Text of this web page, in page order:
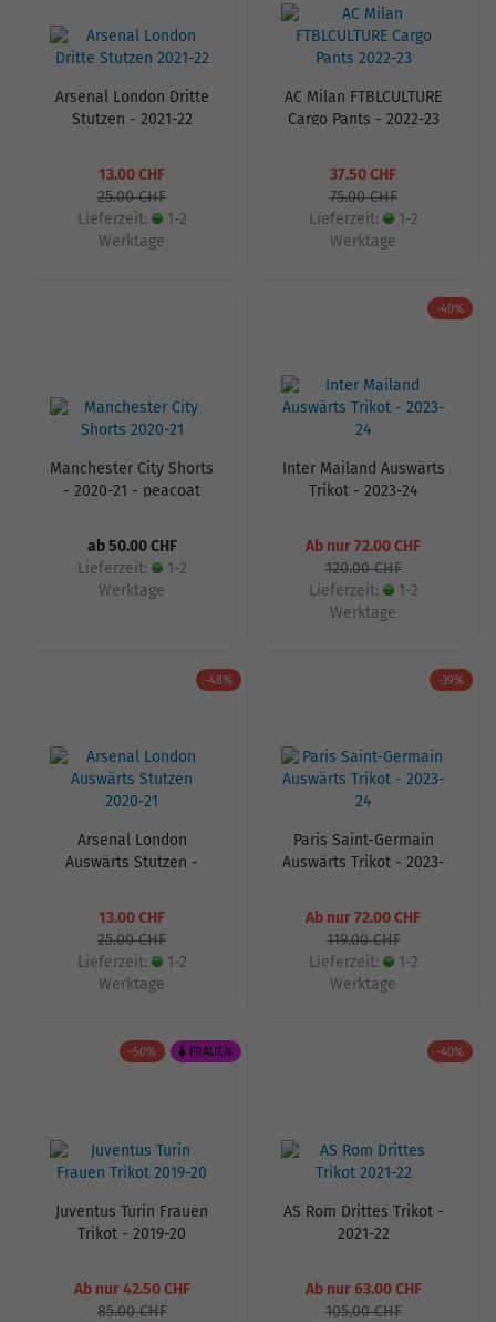
Arsenal London Dritte
Stutzen - 2021-22
13.00 CHF
25.00 CHF
Lieferzeit:
1-2
Werktage
AC Milan FTBLCULTURE
Cargo Pants - 2022-23
37.50 CHF
75.00 CHF
Lieferzeit:
1-2
Werktage
Manchester City Shorts
- 2020-21 - peacoat
ab 50.00 CHF
Lieferzeit:
1-2
Werktage
-40%
Inter Mailand Auswärts
Trikot - 2023-24
Ab nur 72.00 CHF
120.00 CHF
Lieferzeit:
1-2
Werktage
-48%
Arsenal London
Auswärts Stutzen -
13.00 CHF
25.00 CHF
Lieferzeit:
1-2
Werktage
-39%
Paris Saint-Germain
Auswärts Trikot - 2023-
Ab nur 72.00 CHF
119.00 CHF
Lieferzeit:
1-2
Werktage
-50% FRAUEN
Juventus Turin Frauen
Trikot - 2019-20
Ab nur 42.50 CHF
85.00 CHF
-40%
AS Rom Drittes Trikot -
2021-22
Ab nur 63.00 CHF
105.00 CHF